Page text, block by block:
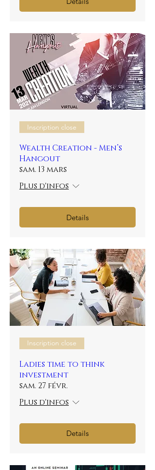
Inscription close
Wealth Creation - Men’s
Hangout
sam. 13 mars
Plus d'infos
Details
Inscription close
Ladies time to think
investment
sam. 27 févr.
Plus d'infos
Details